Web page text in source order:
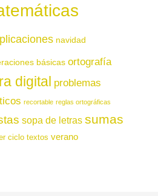
navidad
básicas ortografía
digital problemas
recortable reglas ortográficas
sopa de letras sumas
ciclo textos verano